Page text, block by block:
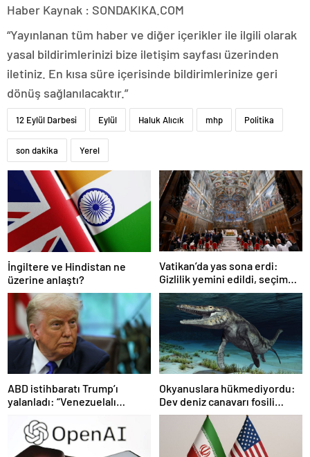
Haber Kaynak : SONDAKIKA.COM
“Yayınlanan tüm haber ve diğer içerikler ile ilgili olarak
yasal bildirimlerinizi bize iletişim sayfası üzerinden
iletiniz. En kısa süre içerisinde bildirimlerinize geri
dönüş sağlanılacaktır.”
12 Eylül Darbesi Eylül Haluk Alıcık mhp Politika
son dakika Yerel
İngiltere ve Hindistan ne
üzerine anlaştı?
Vatikan’da yas sona erdi:
Gizlilik yemini edildi, seçim
başlıyor
ABD istihbaratı Trump’ı
yalanladı: “Venezuelalı
Okyanuslara hükmediyordu:
Dev deniz canavarı fosili
bulundu